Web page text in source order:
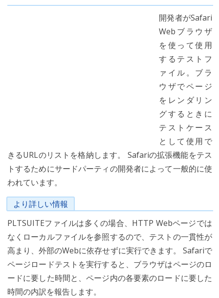
開発者がSafari
Webブラウザ
を使って使用
するテストフ
ァイル。ブラ
ウザでページ
をレンダリン
グするときに
テストケース
として使用で
きるURLのリストを格納します。 Safariの拡張機能をテス
トするためにサードパーティの開発者によって一般的に使
われています。
より詳しい情報
PLTSUITEファイルは多くの場合、HTTP Webページでは
なくローカルファイルを参照するので、テストの一貫性が
高まり、外部のWebに依存せずに実行できます。 Safariで
ページロードテストを実行すると、ブラウザはページのロ
ードに要した時間と、ページ内の各要素のロードに要した
時間の内訳を報告します。